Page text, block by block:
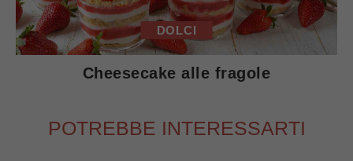
DOLCI
Cheesecake alle fragole
POTREBBE INTERESSARTI